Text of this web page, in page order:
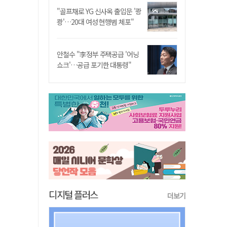
"골프채로 YG 신사옥 출입문 '쾅
쾅'…20대 여성 현행범 체포"
안철수 "李정부 주택공급 '어닝
쇼크'…공급 포기한 대통령"
디지털 플러스 더보기